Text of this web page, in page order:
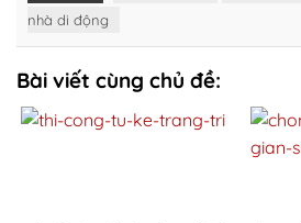
nhà di động
Bài viết cùng chủ đề: